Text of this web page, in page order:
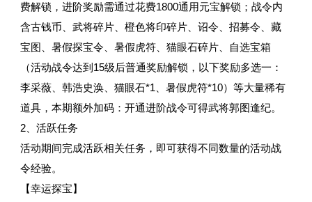
费解锁，进阶奖励需通过花费1800通用元宝解锁；战令内
含古钱币、武将碎片、橙色将印碎片、诏令、招募令、藏
宝图、暑假探宝令、暑假虎符、猫眼石碎片、自选宝箱
（活动战令达到15级后普通奖励解锁，以下奖励多选一：
李采薇、韩浩史涣、猫眼石*1、暑假虎符*10）等大量稀有
道具，本期额外加码：开通进阶战令可得武将郭图逢纪。
2、活跃任务
活动期间完成活跃相关任务，即可获得不同数量的活动战
令经验。
【幸运探宝】